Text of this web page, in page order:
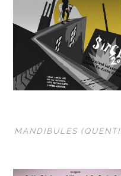
MANDIBULES